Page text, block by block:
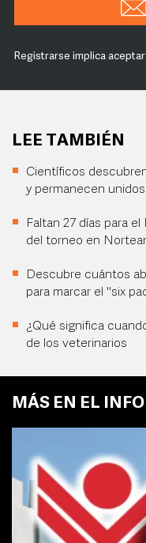
Registrarse implica
LEE TAMBIÉN
Científicos
y permanecen unidos
Faltan 27 días para
del torneo en
Descubre cuántos
para marcar el "six
¿Qué significa
de los veterinarios
MÁS EN EL